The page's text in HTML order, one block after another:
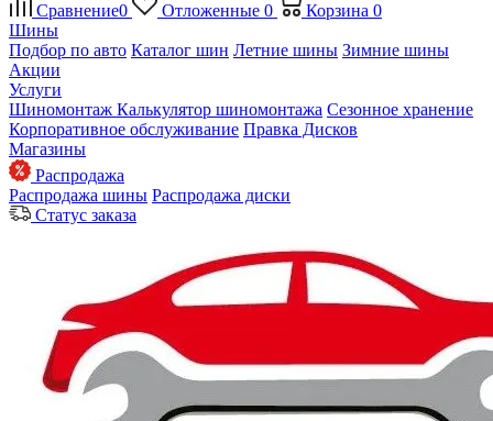
Сравнение0 Отложенные 0 Корзина 0
Шины
Подбор по авто Каталог шин Летние шины Зимние шины
Акции
Услуги
Шиномонтаж Калькулятор шиномонтажа Сезонное хранение
Корпоративное обслуживание Правка Дисков
Магазины
Распродажа
Распродажа шины Распродажа диски
Статус заказа